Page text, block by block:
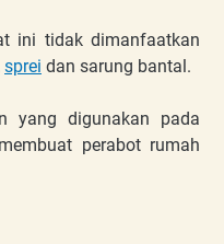
ini tidak dimanfaatkan
sprei dan sarung bantal.
yang digunakan pada
perabot rumah